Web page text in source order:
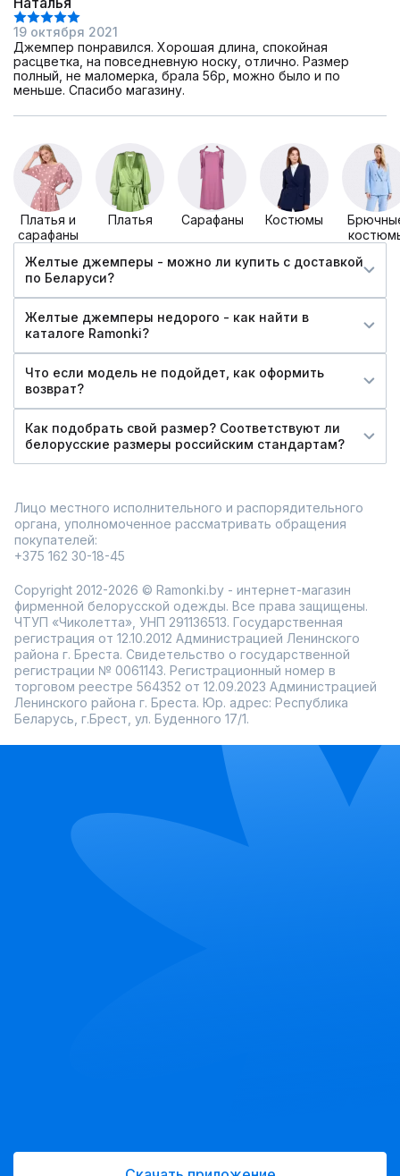
19 октября 2021
Джемпер понравился. Хорошая длина, спокойная
расцветка, на повседневную носку, отлично. Размер
полный, не маломерка, брала 56р, можно было и по
меньше. Спасибо магазину.
Платья и
сарафаны
Платья Сарафаны Костюмы
Желтые джемперы - можно ли купить c доставкой
по Беларуси?
Желтые джемперы недорого - как найти в
каталоге Ramonki?
Что если модель не подойдет, как оформить
возврат?
Как подобрать свой размер? Соответствуют ли
белорусские размеры российским стандартам?
Лицо местного исполнительного и распорядительного
органа, уполномоченное рассматривать обращения
покупателей:
+375 162 30-18-45
Copyright 2012-2026 © Ramonki.by - интернет-магазин
фирменной белорусской одежды. Все права защищены.
ЧТУП «Чиколетта», УНП 291136513. Государственная
регистрация от 12.10.2012 Администрацией Ленинского
района г. Бреста. Свидетельство о государственной
регистрации № 0061143. Регистрационный номер в
торговом реестре 564352 от 12.09.2023 Администрацией
Ленинского района г. Бреста. Юр. адрес: Республика
Беларусь, г.Брест, ул. Буденного 17/1.